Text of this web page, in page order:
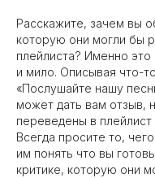
Расскажите, зачем вы
которую они могли бы
плейлиста? Именно
и мило. Описывая что-
«Послушайте нашу
может дать вам отзыв,
переведены в
Всегда просите то,
им понять что вы
критике, которую они